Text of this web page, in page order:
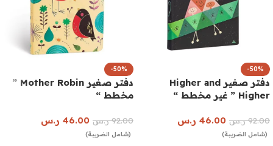
-50%
دفتر صغير Higher and
Higher ” غير مخطط “
92.00 ر.س 46.00 ر.س
(شامل الضريبة)
-50%
دفتر صغير Mother Robin ”
مخطط “
92.00 ر.س 46.00 ر.س
(شامل الضريبة)